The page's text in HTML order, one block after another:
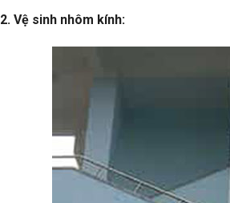
2. Vệ sinh nhôm kính: